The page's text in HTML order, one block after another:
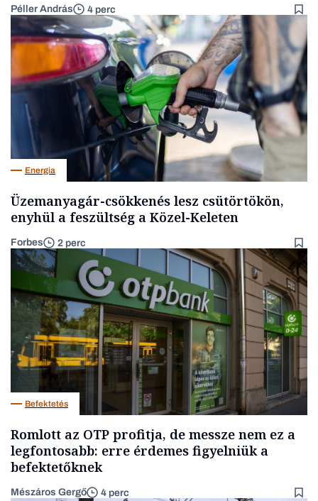
Péller András 4 perc
Energia
Üzemanyagár-csökkenés lesz csütörtökön,
enyhül a feszültség a Közel-Keleten
Forbes 2 perc
Befektetés
Romlott az OTP profitja, de messze nem ez a
legfontosabb: erre érdemes figyelniük a
befektetőknek
Mészáros Gergő 4 perc